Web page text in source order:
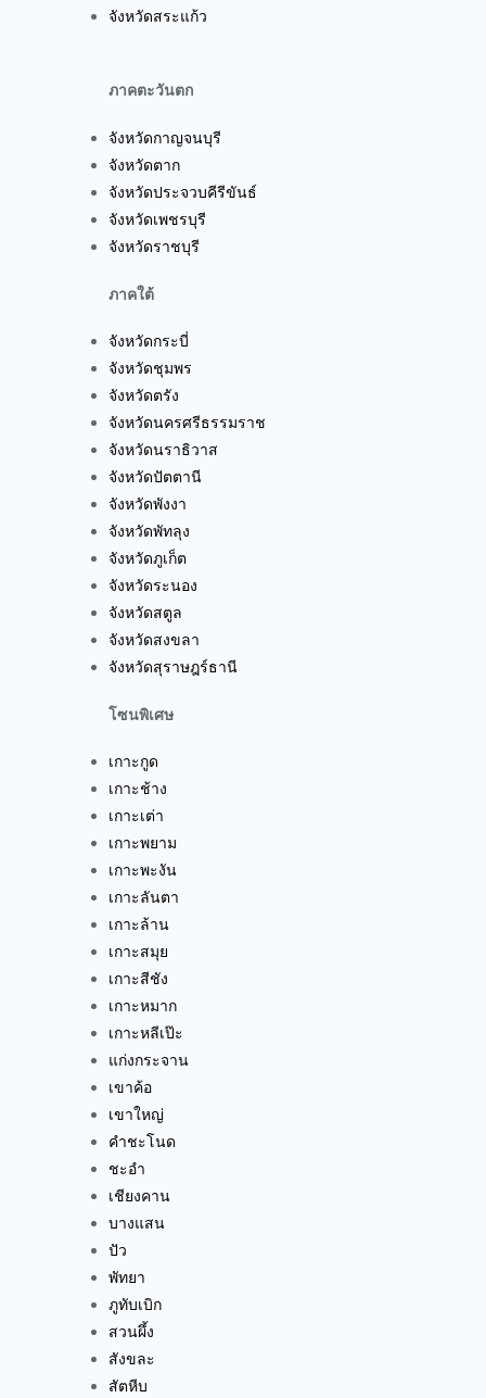
จังหวัดสระแก้ว
ภาคตะวันตก
จังหวัดกาญจนบุรี
จังหวัดตาก
จังหวัดประจวบคีรีขันธ์
จังหวัดเพชรบุรี
จังหวัดราชบุรี
ภาคใต้
จังหวัดกระบี่
จังหวัดชุมพร
จังหวัดตรัง
จังหวัดนครศรีธรรมราช
จังหวัดนราธิวาส
จังหวัดปัตตานี
จังหวัดพังงา
จังหวัดพัทลุง
จังหวัดภูเก็ต
จังหวัดระนอง
จังหวัดสตูล
จังหวัดสงขลา
จังหวัดสุราษฎร์ธานี
โซนพิเศษ
เกาะกูด
เกาะช้าง
เกาะเต่า
เกาะพยาม
เกาะพะงัน
เกาะลันตา
เกาะล้าน
เกาะสมุย
เกาะสีชัง
เกาะหมาก
เกาะหลีเป๊ะ
แก่งกระจาน
เขาค้อ
เขาใหญ่
คำชะโนด
ชะอำ
เชียงคาน
บางแสน
ปัว
พัทยา
ภูทับเบิก
สวนผึ้ง
สังขละ
สัตหีบ